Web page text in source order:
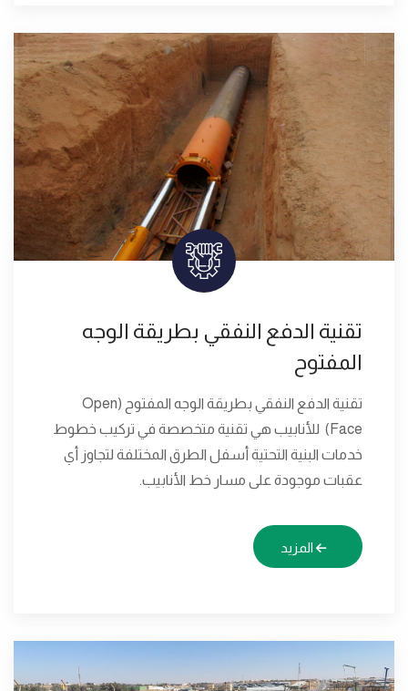
تقنية الدفع النفقي بطريقة الوجه
المفتوح
تقنية الدفع النفقي بطريقة الوجه المفتوح (Open
Face) للأنابيب هي تقنية متخصصة في تركيب خطوط
خدمات البنية التحتية أسفل الطرق المختلفة لتجاوز أي
عقبات موجودة على مسار خط الأنابيب.
المزيد